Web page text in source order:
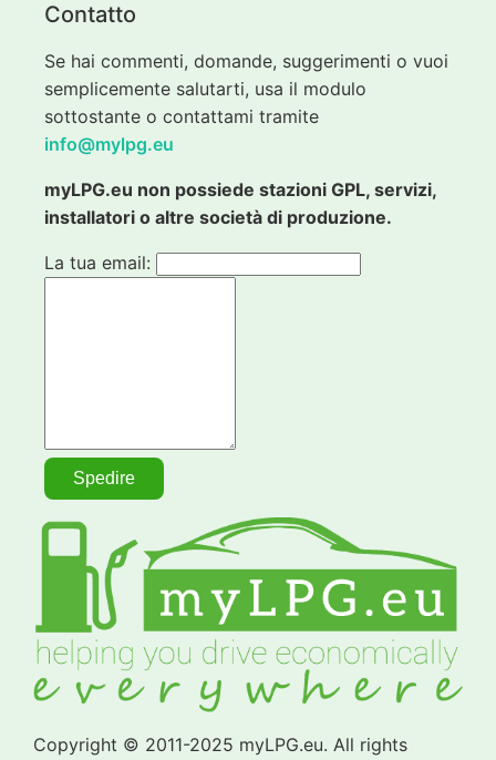
Contatto
Se hai commenti, domande, suggerimenti o vuoi
semplicemente salutarti, usa il modulo
sottostante o contattami tramite
info@mylpg.eu
myLPG.eu non possiede stazioni GPL, servizi,
installatori o altre società di produzione.
La tua email:
Copyright © 2011-2025 myLPG.eu. All rights